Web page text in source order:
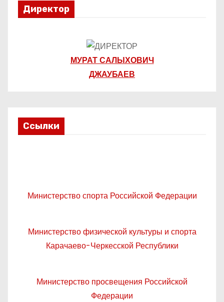
яДиректор
МУРАТ САЛЫХОВИЧ
ДЖАУБАЕВ
Ссылки
Министерство спорта Российской Федерации
Министерство физической культуры и спорта
Карачаево-Черкесской Республики
Министерство просвещения Российской
Федерации